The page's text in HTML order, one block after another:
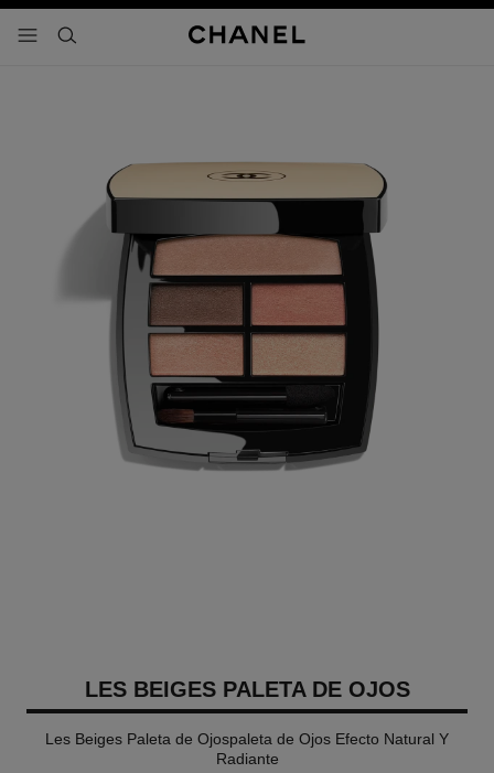
- navegación principal
buscar
LES BEIGES PALETA DE OJOS
Les Beiges Paleta de Ojospaleta de Ojos Efecto Natural Y
Radiante